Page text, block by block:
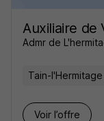
Auxiliaire de
Admr de
Tain-
Voir l’offre